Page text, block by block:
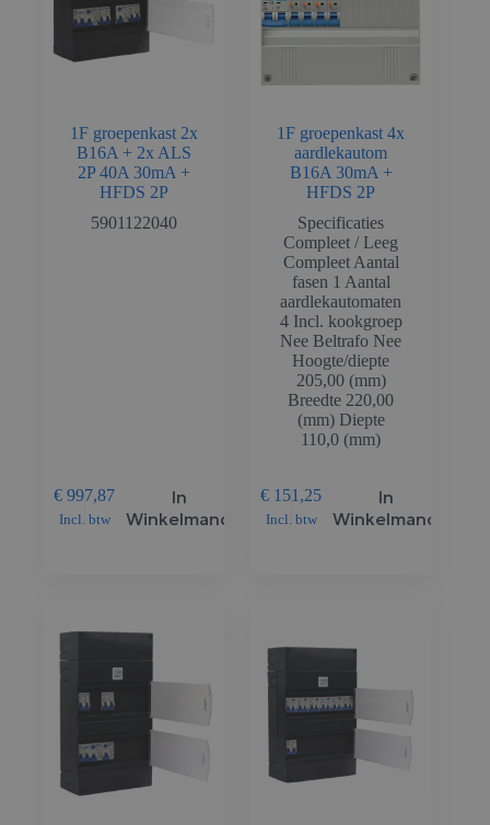
1F groepenkast 2x
B16A + 2x ALS
2P 40A 30mA +
HFDS 2P
5901122040
€ 997,87
Incl. btw
In
Winkelmand
1F groepenkast 4x
aardlekautom
B16A 30mA +
HFDS 2P
Specificaties
Compleet / Leeg
Compleet Aantal
fasen 1 Aantal
aardlekautomaten
4 Incl. kookgroep
Nee Beltrafo Nee
Hoogte/diepte
205,00 (mm)
Breedte 220,00
(mm) Diepte
110,0 (mm)
€ 151,25
Incl. btw
In
Winkelmand